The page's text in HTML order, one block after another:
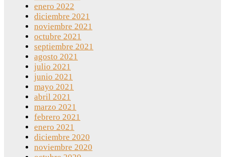
enero 2022
diciembre 2021
noviembre 2021
octubre 2021
septiembre 2021
agosto 2021
julio 2021
junio 2021
mayo 2021
abril 2021
marzo 2021
febrero 2021
enero 2021
diciembre 2020
noviembre 2020